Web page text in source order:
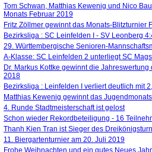
Tom Schwan, Matthias Kewenig und Nico
Monats Februar 2019
Fritz Zöllmer gewinnt das Monats-Blitzturnier
Bezirksliga : SC Leinfelden I - SV Leonberg
29. Württembergische Senioren-
A-Klasse: SC Leinfelden 2 unterliegt SC
Dr. Markus Kottke gewinnt die
2018
Bezirksliga : Leinfelden I verliert deutlich mit
Matthias Kewenig gewinnt das
4. Runde Stadtmeisterschaft ist gelost
Schon wieder Rekordbeteiligung - 16
Thanh Kien Tran ist Sieger des
11. Biergartenturnier am 20. Juli 2019
Frohe Weihnachten und ein gutes Neues